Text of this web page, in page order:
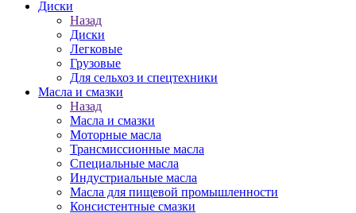
Диски
Назад
Диски
Легковые
Грузовые
Для сельхоз и спецтехники
Масла и смазки
Назад
Масла и смазки
Моторные масла
Трансмиссионные масла
Специальные масла
Индустриальные масла
Масла для пищевой промышленности
Консистентные смазки